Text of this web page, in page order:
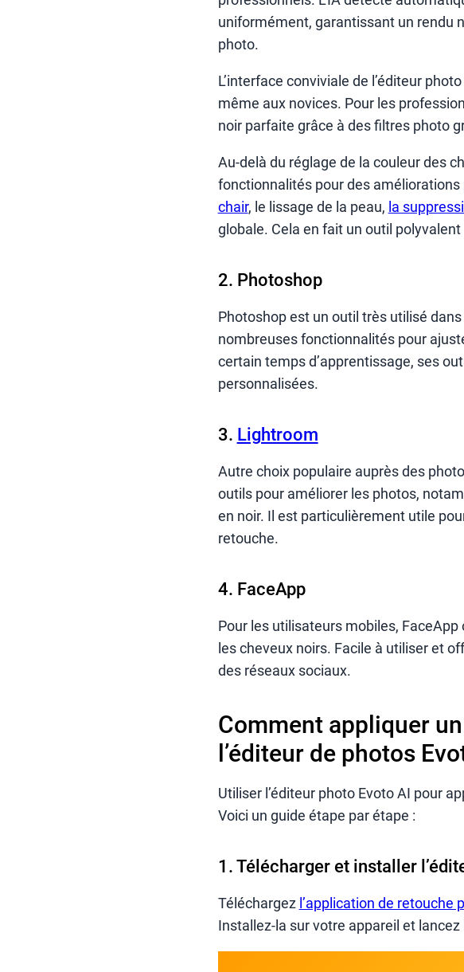
uniformément, garantissant un rendu
photo.
L’interface conviviale de l’éditeur
même aux novices. Pour les
noir parfaite grâce à des filtres photo
Au-delà du réglage de la couleur des
fonctionnalités pour des
chair, le lissage de la peau, la
globale. Cela en fait un outil
2. Photoshop
Photoshop est un outil très utilisé
nombreuses fonctionnalités pour
certain temps d’apprentissage, ses
personnalisées.
3. Lightroom
Autre choix populaire auprès des
outils pour améliorer les photos,
en noir. Il est particulièrement utile
retouche.
4. FaceApp
Pour les utilisateurs mobiles,
les cheveux noirs. Facile à utiliser et
des réseaux sociaux.
Comment appliquer
l’éditeur de photos
Utiliser l’éditeur photo Evoto AI pour
Voici un guide étape par étape :
1. Télécharger et installer
Téléchargez l’application de retouche
Installez-la sur votre appareil et lancez